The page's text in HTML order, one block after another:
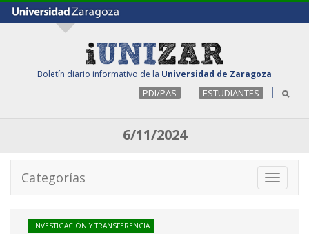
Boletín diario informativo de la Universidad de Zaragoza
PDI/PAS ESTUDIANTES
6/11/2024
Toggle
Categorías
INVESTIGACIÓN Y TRANSFERENCIA